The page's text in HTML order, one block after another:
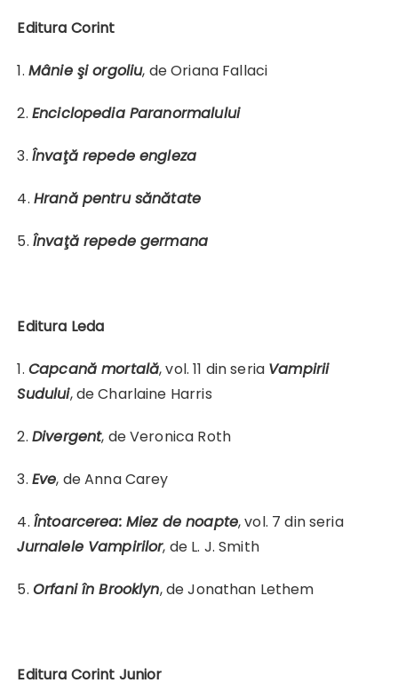
Editura Corint
1. Mânie şi orgoliu, de Oriana Fallaci
2. Enciclopedia Paranormalului
3. Învaţă repede engleza
4. Hrană pentru sănătate
5. Învaţă repede germana
Editura Leda
1. Capcană mortală, vol. 11 din seria Vampirii
Sudului, de Charlaine Harris
2. Divergent, de Veronica Roth
3. Eve, de Anna Carey
4. Întoarcerea: Miez de noapte, vol. 7 din seria
Jurnalele Vampirilor, de L. J. Smith
5. Orfani în Brooklyn, de Jonathan Lethem
Editura Corint Junior